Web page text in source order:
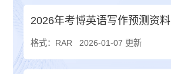
2026年考博英语写作预测资料
格式：RAR 2026-01-07 更新